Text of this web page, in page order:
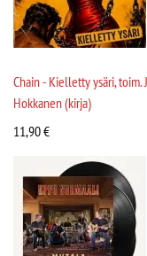
Chain - Kielletty ysäri, toim.
Hokkanen (kirja)
11,90€